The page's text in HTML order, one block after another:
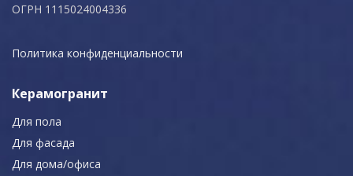
ОГРН 1115024004336
Политика конфиденциальности
Керамогранит
Для пола
Для фасада
Для дома/офиса